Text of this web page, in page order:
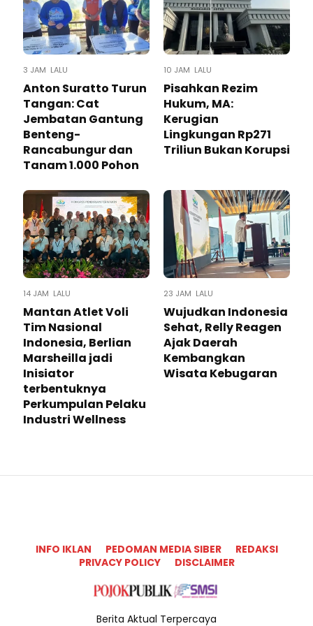
3 JAM LALU
Anton Suratto Turun
Tangan: Cat
Jembatan Gantung
Benteng-
Rancabungur dan
Tanam 1.000 Pohon
10 JAM LALU
Pisahkan Rezim
Hukum, MA:
Kerugian
Lingkungan Rp271
Triliun Bukan Korupsi
14 JAM LALU
Mantan Atlet Voli
Tim Nasional
Indonesia, Berlian
Marsheilla jadi
Inisiator
terbentuknya
Perkumpulan Pelaku
Industri Wellness
23 JAM LALU
Wujudkan Indonesia
Sehat, Relly Reagen
Ajak Daerah
Kembangkan
Wisata Kebugaran
INFO IKLAN PEDOMAN MEDIA SIBER
REDAKSI
PRIVACY POLICY
DISCLAIMER
Berita Aktual Terpercaya